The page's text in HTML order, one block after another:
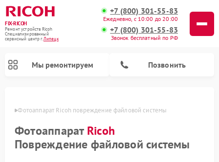
FIX-RICOH
Ремонт устройств Ricoh
Специализированный
cервисный центр г.Липецк
+7 (800) 301-55-83
Ежедневно, с 10:00 до 20:00
+7 (800) 301-55-83
Звонок бесплатный по РФ
Мы ремонтируем Позвонить
Фотоаппарат Ricoh повреждение файловой системы
Фотоаппарат Ricoh
Повреждение файловой системы